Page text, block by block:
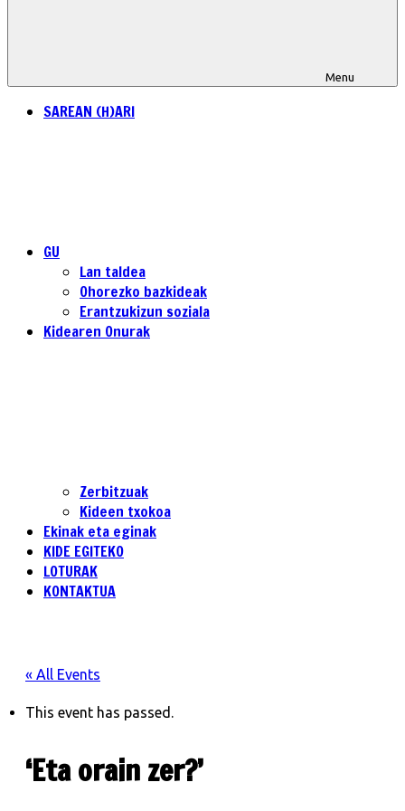
Menu
SAREAN (H)ARI
GU
Lan taldea
Ohorezko bazkideak
Erantzukizun soziala
Kidearen Onurak
Zerbitzuak
Kideen txokoa
Ekinak eta eginak
KIDE EGITEKO
LOTURAK
KONTAKTUA
« All Events
This event has passed.
‘Eta orain zer?’